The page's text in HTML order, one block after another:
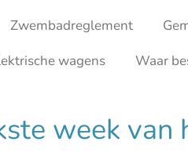
Zwembadreglement
wagens Waar
week van